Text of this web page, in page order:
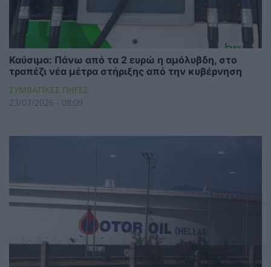
Καύσιμα: Πάνω από τα 2 ευρώ η αμόλυβδη, στο
τραπέζι νέα μέτρα στήριξης από την κυβέρνηση
ΣΥΜΒΑΤΙΚΕΣ ΠΗΓΕΣ
23/07/2026 - 08:09